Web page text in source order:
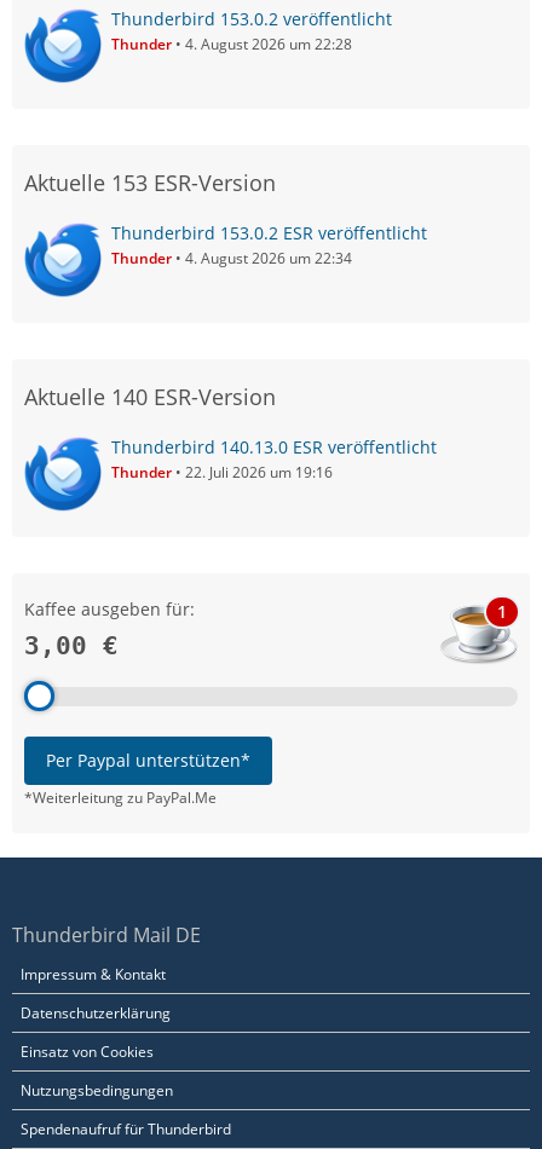
Thunderbird 153.0.2 veröffentlicht
Thunder 4. August 2026 um 22:28
Aktuelle 153 ESR-Version
Thunderbird 153.0.2 ESR veröffentlicht
Thunder 4. August 2026 um 22:34
Aktuelle 140 ESR-Version
Thunderbird 140.13.0 ESR veröffentlicht
Thunder 22. Juli 2026 um 19:16
Kaffee ausgeben für:
3,00 €
1
Per Paypal unterstützen*
*Weiterleitung zu PayPal.Me
Thunderbird Mail DE
Impressum & Kontakt
Datenschutzerklärung
Einsatz von Cookies
Nutzungsbedingungen
Spendenaufruf für Thunderbird